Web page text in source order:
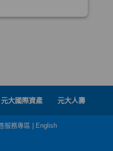
元大國際資產 元大人壽
服務專區
English